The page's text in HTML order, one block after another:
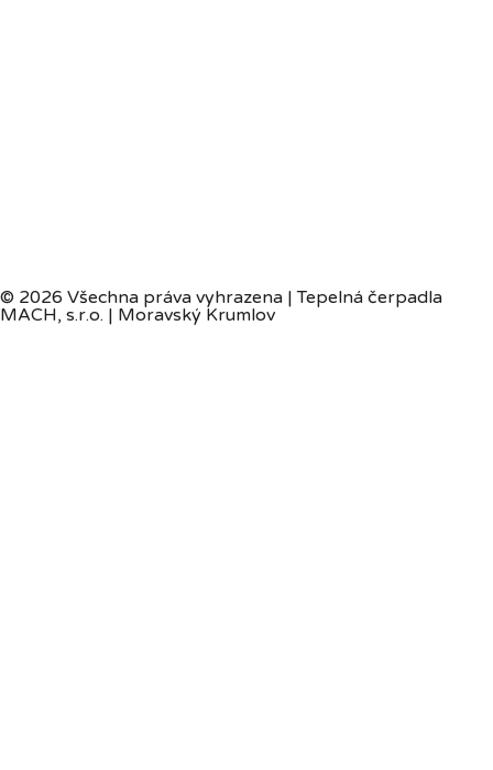
© 2026 Všechna práva vyhrazena | Tepelná čerpadla
MACH, s.r.o. | Moravský Krumlov